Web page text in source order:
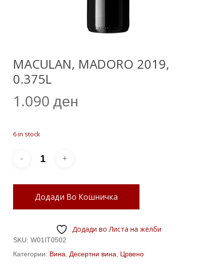
MACULAN, MADORO 2019,
0.375L
1.090 ден
6 in stock
Додади Во Кошничка
Додади во Листа на желби
SKU: W01IT0502
Категории: Вина, Десертни вина, Црвено